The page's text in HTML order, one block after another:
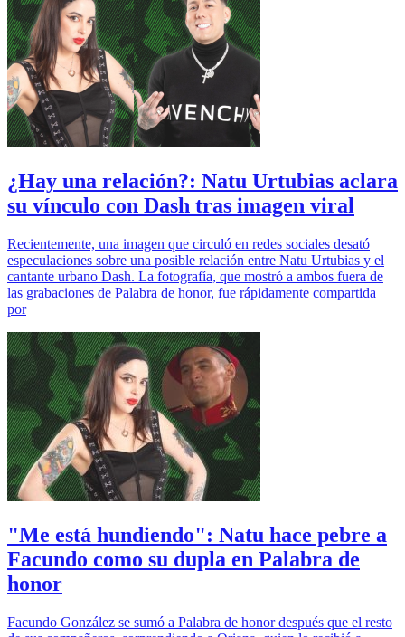
¿Hay una relación?: Natu Urtubias aclara
su vínculo con Dash tras imagen viral
Recientemente, una imagen que circuló en redes sociales desató
especulaciones sobre una posible relación entre Natu Urtubias y el
cantante urbano Dash. La fotografía, que mostró a ambos fuera de
las grabaciones de Palabra de honor, fue rápidamente compartida
por
"Me está hundiendo": Natu hace pebre a
Facundo como su dupla en Palabra de
honor
Facundo González se sumó a Palabra de honor después que el resto